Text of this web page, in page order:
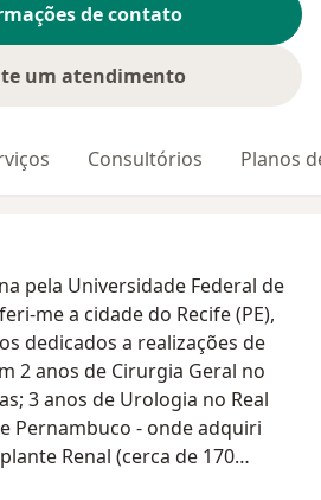
de contato
um atendimento
Consultórios Planos
pela Universidade Federal de
me a cidade do Recife (PE),
dedicados a realizações de
2 anos de Cirurgia Geral no
3 anos de Urologia no Real
Pernambuco - onde adquiri
Renal (cerca de 170
Endourologia, Cirurgia